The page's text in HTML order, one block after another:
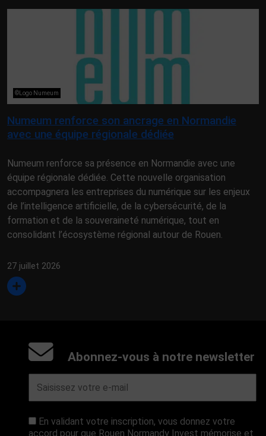
©Logo Numeum
Numeum renforce son ancrage en Normandie
avec une équipe régionale dédiée
Numeum renforce sa présence en Normandie avec une
équipe régionale dédiée. Cette nouvelle organisation
accompagnera les entreprises du numérique sur les enjeux
de l’intelligence artificielle, de la cybersécurité, de la
formation et de la souveraineté numérique, tout en
consolidant l’écosystème régional autour de Rouen.
27 juillet 2026
Abonnez-vous à notre newsletter
En validant votre inscription, vous donnez votre
accord pour que Rouen Normandy Invest mémorise et